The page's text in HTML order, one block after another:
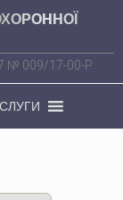
№ 009/17-00-Р